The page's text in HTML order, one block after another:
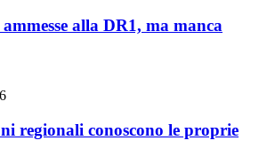
alla DR1, ma manca
regionali conoscono le proprie